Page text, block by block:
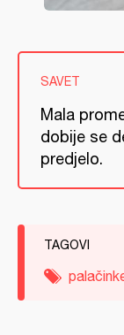
SAVET
Mala
dobije se
predjelo.
TAGOVI